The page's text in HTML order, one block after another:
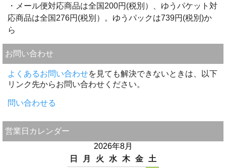
・メール便対応商品は全国200円(税別）、ゆうパケット対
応商品は全国276円(税別）。ゆうパックは739円(税別)か
ら
お問い合わせ
よくあるお問い合わせを見ても解決できないときは、以下
リンク先からお問い合わせください。
問い合わせる
営業日カレンダー
2026年8月
日
月 火 水 木 金
土